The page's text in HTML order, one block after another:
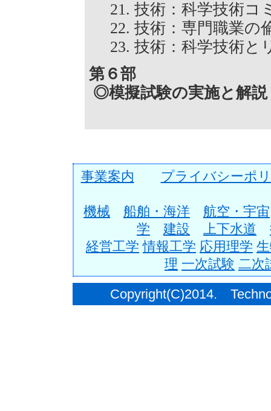
技術：科学技術
技術：専門職業
技術：科学技術と
第６部
◎模擬試験の実施と解説
事業案内 プライバシーポ
機械 船舶・海洋
航空・宇宙
学
建設 上下水道
経営工学 情報工学 応用理学
理 一次試験 二次
Copyright(C)2014.